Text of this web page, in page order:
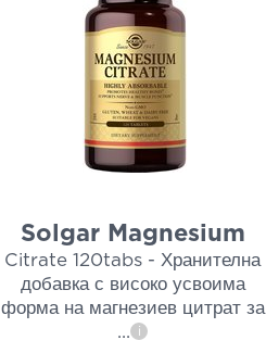
Solgar Magnesium
Citrate 120tabs - Хранителна
добавка с високо усвоима
форма на магнезиев цитрат за
...
i